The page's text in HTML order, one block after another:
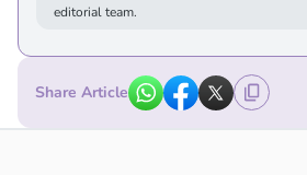
editorial team.
Share Article